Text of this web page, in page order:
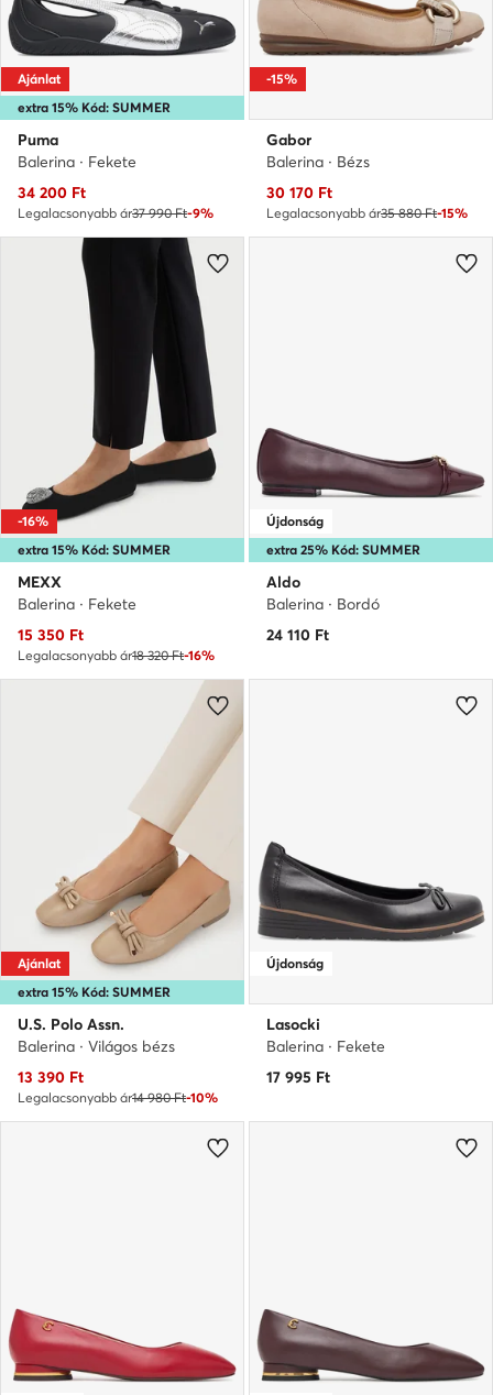
extra 15% Kód: SUMMER
Ajánlat
Puma
Balerina · Fekete
Aktuális ár
34 200 Ft
Legalacsonyabb ár37 990 Ft-9%
-15%
Gabor
Balerina · Bézs
Aktuális ár
30 170 Ft
Legalacsonyabb ár35 880 Ft-15%
extra 15% Kód: SUMMER
-16%
MEXX
Balerina · Fekete
Aktuális ár
15 350 Ft
Legalacsonyabb ár18 320 Ft-16%
extra 25% Kód: SUMMER
Újdonság
Aldo
Balerina · Bordó
24 110 Ft
extra 15% Kód: SUMMER
Ajánlat
U.S. Polo Assn.
Balerina · Világos bézs
Aktuális ár
13 390 Ft
Legalacsonyabb ár14 980 Ft-10%
Újdonság
Lasocki
Balerina · Fekete
17 995 Ft